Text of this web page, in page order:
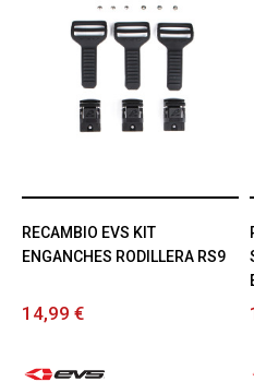
RECAMBIO EVS KIT
ENGANCHES RODILLERA RS9
14,99 €